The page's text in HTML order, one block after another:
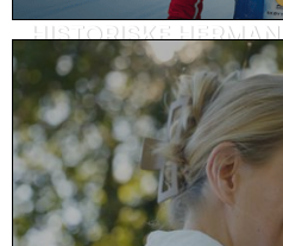
HISTORISKE HERMAN
Kundehistorie, helse &